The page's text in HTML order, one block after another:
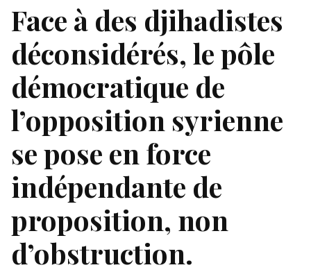
Face à des djihadistes
déconsidérés, le pôle
démocratique de
l’opposition syrienne
se pose en force
indépendante de
proposition, non
d’obstruction.